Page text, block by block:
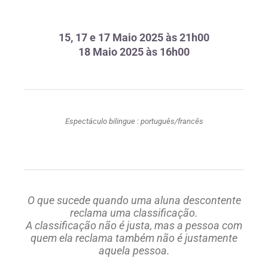
15, 17 e 17 Maio 2025 às 21h00
18 Maio 2025 às 16h00
Espectáculo bilingue : português/francês
O que sucede quando uma aluna descontente
reclama uma classificação.
A classificação não é justa, mas a pessoa com
quem ela reclama também não éjustamente
aquela pessoa.